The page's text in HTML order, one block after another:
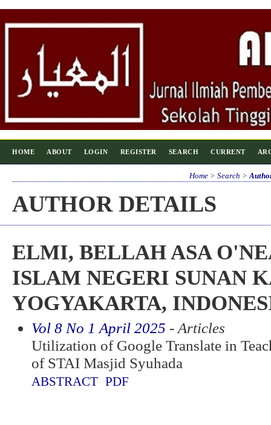
HOME ABOUT LOGIN REGISTER SEARCH CURRENT
Home> Search >
AUTHOR DETAILS
ELMI, BELLAH ASA
ISLAM NEGERI SUNAN
YOGYAKARTA,
Vol 8 No 1 April 2025 - Articles
Utilization of Google Translate in
of STAI Masjid Syuhada
ABSTRACT PDF